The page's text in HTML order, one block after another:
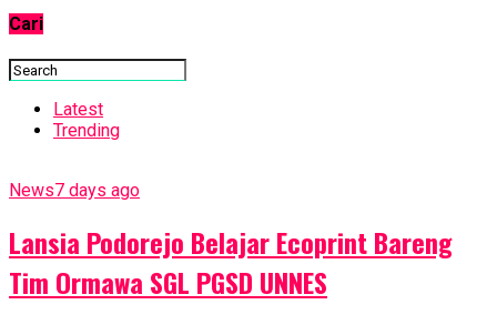
Cari
Latest
Trending
News7 days ago
Lansia Podorejo Belajar Ecoprint Bareng
Tim Ormawa SGL PGSD UNNES